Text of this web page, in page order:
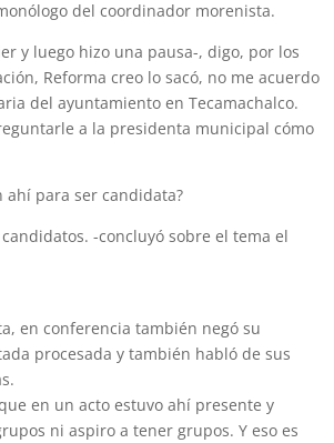
del coordinador morenista.
y luego hizo una pausa-, digo, por los
Reforma creo lo sacó, no me acuerdo
del ayuntamiento en Tecamachalco.
a la presidenta municipal cómo
ahí para ser candidata?
-concluyó sobre el tema el
en conferencia también negó su
procesada y también habló de sus
en un acto estuvo ahí presente y
ni aspiro a tener grupos. Y eso es